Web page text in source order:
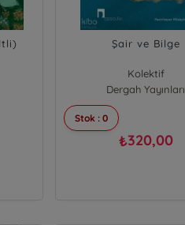
Şair ve Bilge
Kolektif
Dergah Yayınları
Stok : 0
₺320,00